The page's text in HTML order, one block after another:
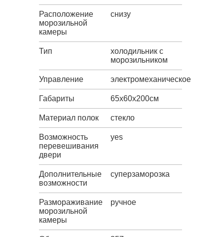
Расположение
морозильной
камеры
снизу
Тип
холодильник с
морозильником
Управление электромеханическое
Габариты 65х60х200см
Материал полок стекло
Возможность
перевешивания
двери
yes
Дополнительные
возможности
суперзаморозка
Размораживание
морозильной
камеры
ручное